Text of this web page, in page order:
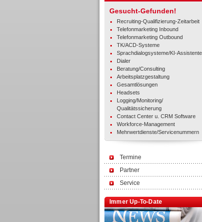
Gesucht-Gefunden!
Recruiting-Qualifizierung-Zeitarbeit
Telefonmarketing Inbound
Telefonmarketing Outbound
TK/ACD-Systeme
Sprachdialogsysteme/KI-
Dialer
Beratung/Consulting
Arbeitsplatzgestaltung
Gesamtlösungen
Headsets
Logging/Monitoring/
Qualitätssicherung
Contact Center u. CRM Software
Workforce-Management
Mehrwertdienste/Servicenummern
Termine
Partner
Service
Immer Up-To-Date